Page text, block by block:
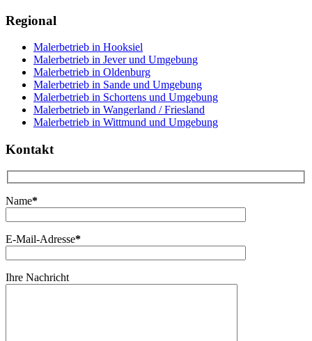
Regional
Malerbetrieb in Hooksiel
Malerbetrieb in Jever und Umgebung
Malerbetrieb in Oldenburg
Malerbetrieb in Sande und Umgebung
Malerbetrieb in Schortens und Umgebung
Malerbetrieb in Wangerland / Friesland
Malerbetrieb in Wittmund und Umgebung
Kontakt
Name*
E-Mail-Adresse*
Ihre Nachricht